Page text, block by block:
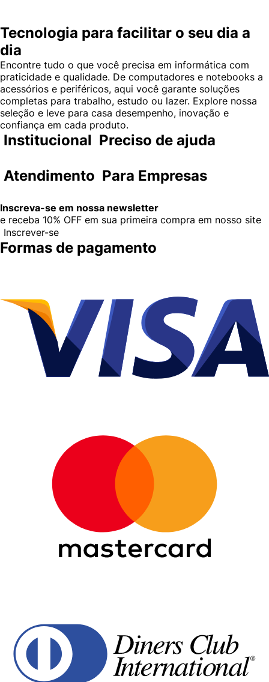
Tecnologia para facilitar o seu dia a
dia
Encontre tudo o que você precisa em informática com
praticidade e qualidade. De computadores e notebooks a
acessórios e periféricos, aqui você garante soluções
completas para trabalho, estudo ou lazer. Explore nossa
seleção e leve para casa desempenho, inovação e
confiança em cada produto.
Institucional Preciso de ajuda
Atendimento Para Empresas
Inscreva-se em nossa newsletter
e receba 10% OFF em sua primeira compra em nosso site
Inscrever-se
Formas de pagamento